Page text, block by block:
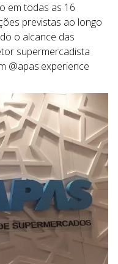
em todas as 16
previstas ao longo
o alcance das
supermercadista
@apas.experience